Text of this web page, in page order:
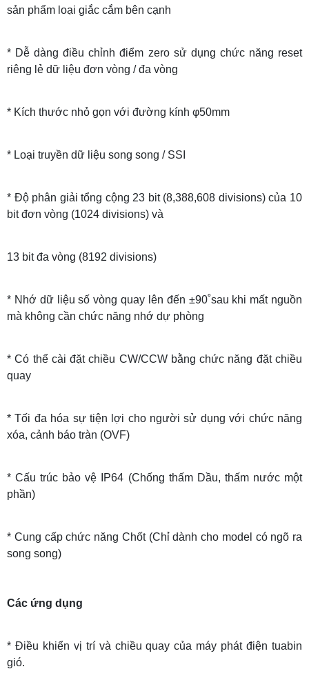
sản phẩm loại giắc cắm bên cạnh
* Dễ dàng điều chỉnh điểm zero sử dụng chức năng reset
riêng lẻ dữ liệu đơn vòng / đa vòng
* Kích thước nhỏ gọn với đường kính φ50mm
* Loại truyền dữ liệu song song / SSI
* Độ phân giải tổng cộng 23 bit (8,388,608 divisions) của 10
bit đơn vòng (1024 divisions) và
13 bit đa vòng (8192 divisions)
* Nhớ dữ liệu số vòng quay lên đến ±90˚sau khi mất nguồn
mà không cần chức năng nhớ dự phòng
* Có thể cài đặt chiều CW/CCW bằng chức năng đặt chiều
quay
* Tối đa hóa sự tiện lợi cho người sử dụng với chức năng
xóa, cảnh báo tràn (OVF)
* Cấu trúc bảo vệ IP64 (Chống thấm Dầu, thấm nước một
phần)
* Cung cấp chức năng Chốt (Chỉ dành cho model có ngõ ra
song song)
Các ứng dụng
* Điều khiển vị trí và chiều quay của máy phát điện tuabin
gió.